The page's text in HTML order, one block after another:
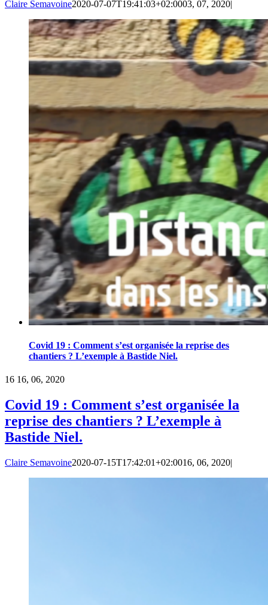
Claire Semavoine2020-07-07T19:41:03+02:0003, 07, 2020|
Covid 19 : Comment s’est organisée la reprise des
chantiers ? L’exemple à Bastide Niel.
16 16, 06, 2020
Covid 19 : Comment s’est organisée la
reprise des chantiers ? L’exemple à
Bastide Niel.
Claire Semavoine2020-07-15T17:42:01+02:0016, 06, 2020|